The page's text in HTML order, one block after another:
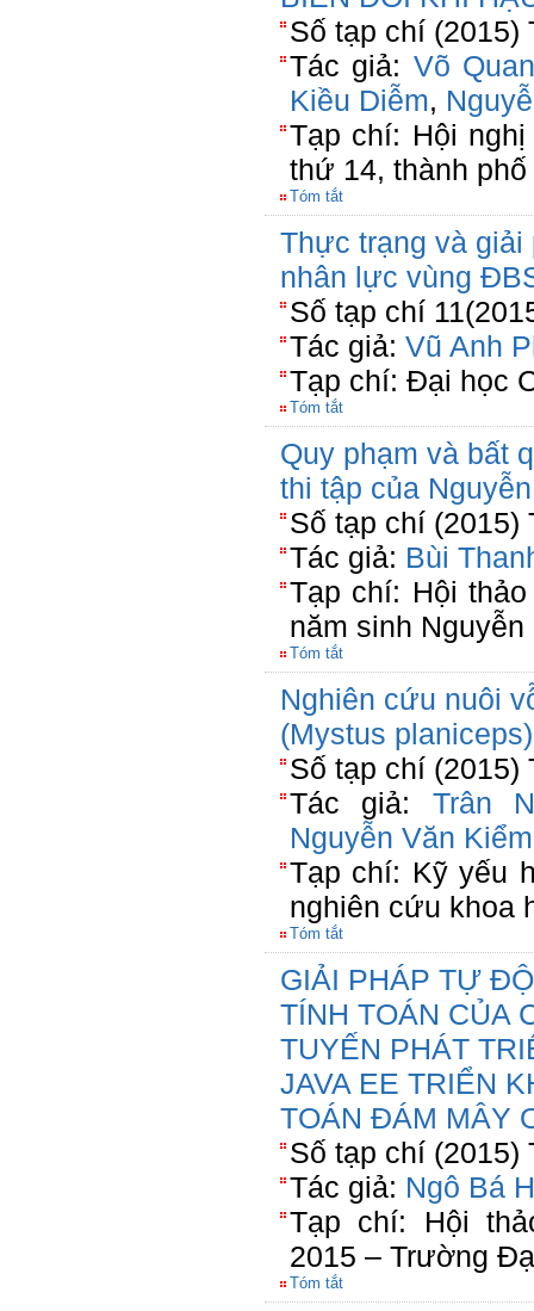
Số tạp chí (2015)
Tác giả: Võ
Kiều Diễm,
Tạp chí: Hội
thứ 14, thành
Tóm tắt
Thực trạng và giải
nhân lực vùng
Số tạp chí
Tác giả: Vũ Anh
Tạp chí: Đại học
Tóm tắt
Quy phạm và bất
thi tập của
Số tạp chí (2015)
Tác giả: Bùi
Tạp chí: Hội
năm sinh Nguyễn
Tóm tắt
Nghiên cứu nuôi
(Mystus
Số tạp chí (2015)
Tác giả: Trân
Nguyễn Văn Kiểm
Tạp chí: Kỹ yếu
nghiên cứu khoa
Tóm tắt
GIẢI PHÁP TỰ
TÍNH TOÁN CỦA
TUYẾN PHÁT
JAVA EE TRIỂN
TOÁN ĐÁM MÂY
Số tạp chí (2015)
Tác giả: Ngô Bá
Tạp chí: Hội
2015 – Trường
Tóm tắt